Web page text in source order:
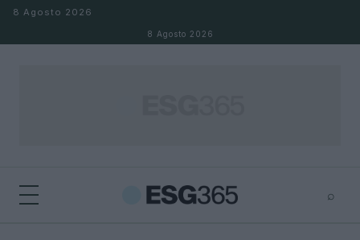
Salta al contenuto
8 Agosto 2026
8 Agosto 2026
⌕